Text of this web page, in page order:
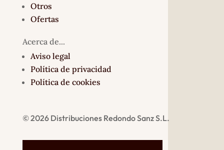
Otros
Ofertas
Acerca de...
Aviso legal
Política de privacidad
Política de cookies
© 2026 Distribuciones Redondo Sanz S.L.